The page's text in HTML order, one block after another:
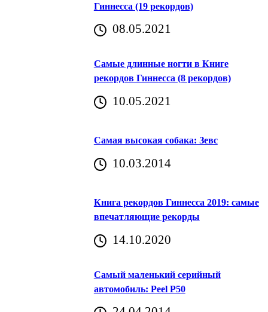
Гиннесса (19 рекордов)
08.05.2021
Самые длинные ногти в Книге
рекордов Гиннесса (8 рекордов)
10.05.2021
Самая высокая собака: Зевс
10.03.2014
Книга рекордов Гиннесса 2019: самые
впечатляющие рекорды
14.10.2020
Самый маленький серийный
автомобиль: Peel P50